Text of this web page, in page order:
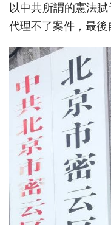
以中共所謂的憲法
代理不了案件，最後